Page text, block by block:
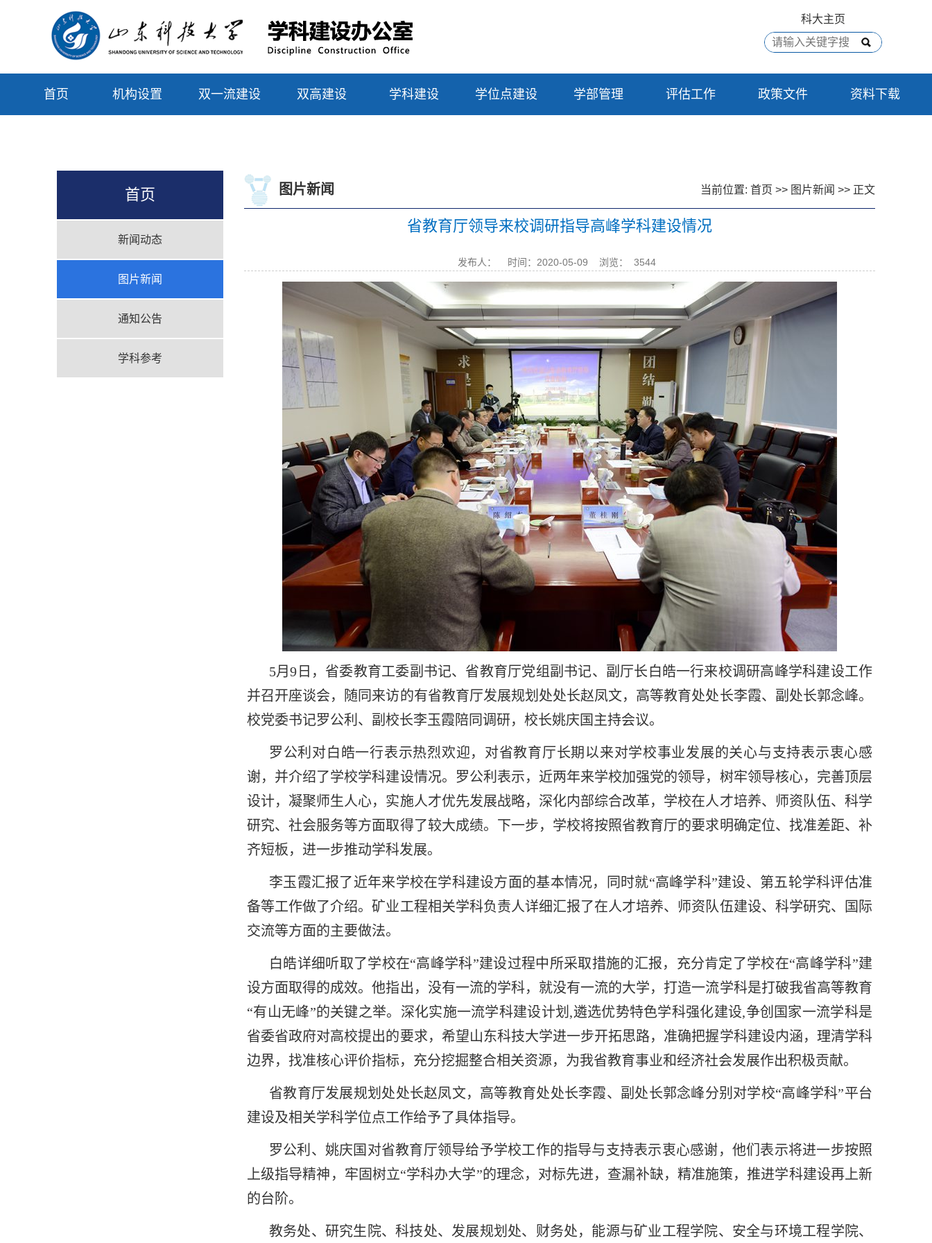
科大主页
首页 机构设置 双一流建设 双高建设 学科建设 学位点建设 学部管理 评估工作 政策文件 资料下载
首页
新闻动态
图片新闻
通知公告
学科参考
图片新闻 当前位置: 首页 >> 图片新闻 >> 正文
省教育厅领导来校调研指导高峰学科建设情况
发布人： 时间：2020-05-09 浏览： 3544
5月9日，省委教育工委副书记、省教育厅党组副书记、副厅长白皓一行来校调研高峰学科建设工作
并召开座谈会，随同来访的有省教育厅发展规划处处长赵凤文，高等教育处处长李霞、副处长郭念峰。
校党委书记罗公利、副校长李玉霞陪同调研，校长姚庆国主持会议。
罗公利对白皓一行表示热烈欢迎，对省教育厅长期以来对学校事业发展的关心与支持表示衷心感
谢，并介绍了学校学科建设情况。罗公利表示，近两年来学校加强党的领导，树牢领导核心，完善顶层
设计，凝聚师生人心，实施人才优先发展战略，深化内部综合改革，学校在人才培养、师资队伍、科学
研究、社会服务等方面取得了较大成绩。下一步，学校将按照省教育厅的要求明确定位、找准差距、补
齐短板，进一步推动学科发展。
李玉霞汇报了近年来学校在学科建设方面的基本情况，同时就“高峰学科”建设、第五轮学科评估准
备等工作做了介绍。矿业工程相关学科负责人详细汇报了在人才培养、师资队伍建设、科学研究、国际
交流等方面的主要做法。
白皓详细听取了学校在“高峰学科”建设过程中所采取措施的汇报，充分肯定了学校在“高峰学科”建
设方面取得的成效。他指出，没有一流的学科，就没有一流的大学，打造一流学科是打破我省高等教育
“有山无峰”的关键之举。深化实施一流学科建设计划,遴选优势特色学科强化建设,争创国家一流学科是
省委省政府对高校提出的要求，希望山东科技大学进一步开拓思路，准确把握学科建设内涵，理清学科
边界，找准核心评价指标，充分挖掘整合相关资源，为我省教育事业和经济社会发展作出积极贡献。
省教育厅发展规划处处长赵凤文，高等教育处处长李霞、副处长郭念峰分别对学校“高峰学科”平台
建设及相关学科学位点工作给予了具体指导。
罗公利、姚庆国对省教育厅领导给予学校工作的指导与支持表示衷心感谢，他们表示将进一步按照
上级指导精神，牢固树立“学科办大学”的理念，对标先进，查漏补缺，精准施策，推进学科建设再上新
的台阶。
教务处、研究生院、科技处、发展规划处、财务处，能源与矿业工程学院、安全与环境工程学院、